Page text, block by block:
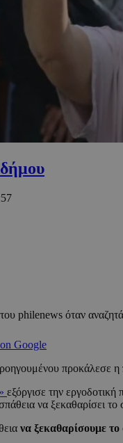
philenews όταν
Google
προκάλεσε
εξόργισε την
να ξεκαθαρίσει
να ξεκαθαρίσουμε το